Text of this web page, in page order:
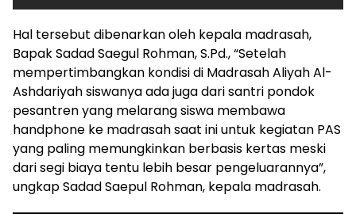
Hal tersebut dibenarkan oleh kepala madrasah,
Bapak Sadad Saegul Rohman, S.Pd., “Setelah
mempertimbangkan kondisi di Madrasah Aliyah Al-
Ashdariyah siswanya ada juga dari santri pondok
pesantren yang melarang siswa membawa
handphone ke madrasah saat ini untuk kegiatan PAS
yang paling memungkinkan berbasis kertas meski
dari segi biaya tentu lebih besar pengeluarannya”,
ungkap Sadad Saepul Rohman, kepala madrasah.